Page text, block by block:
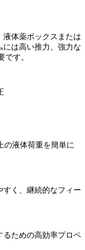
液体薬ボックスまたは
には高い推力、強力な
です。
の液体荷重を簡単に
すく、継続的なフィー
るための高効率プロペ